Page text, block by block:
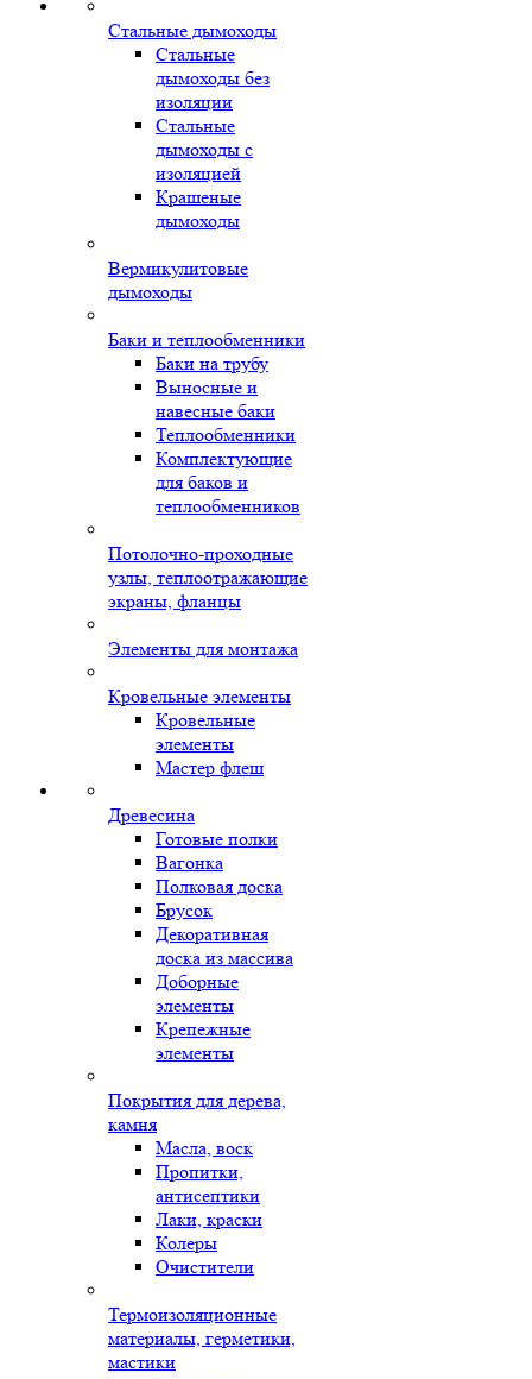
Стальные дымоходы
Стальные
дымоходы без
изоляции
Стальные
дымоходы с
изоляцией
Крашеные
дымоходы
Вермикулитовые
дымоходы
Баки и теплообменники
Баки на трубу
Выносные и
навесные баки
Теплообменники
Комплектующие
для баков и
теплообменников
Потолочно-проходные
узлы, теплоотражающие
экраны, фланцы
Элементы для монтажа
Кровельные элементы
Кровельные
элементы
Мастер флеш
Древесина
Готовые полки
Вагонка
Полковая доска
Брусок
Декоративная
доска из массива
Доборные
элементы
Крепежные
элементы
Покрытия для дерева,
камня
Масла, воск
Пропитки,
антисептики
Лаки, краски
Колеры
Очистители
Термоизоляционные
материалы, герметики,
мастики